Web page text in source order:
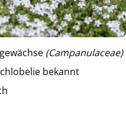
(Campanulaceae)
bekannt